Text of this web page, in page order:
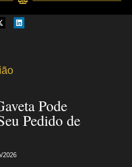
Pode
Pedido de
2026